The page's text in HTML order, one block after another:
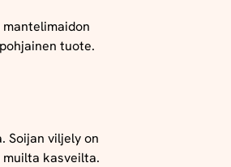
tuote.
Soijan viljely on
kasveilta.